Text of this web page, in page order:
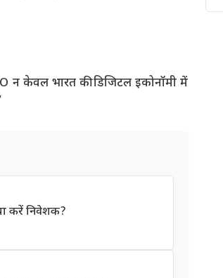
केवल भारत की डिजिटल इकोनॉमी में
करें निवेशक?